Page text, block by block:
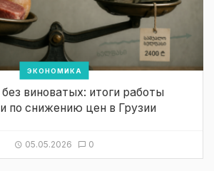
ЭКОНОМИКА
виноватых: итоги работы
по снижению цен в Грузии
05.05.2026 0